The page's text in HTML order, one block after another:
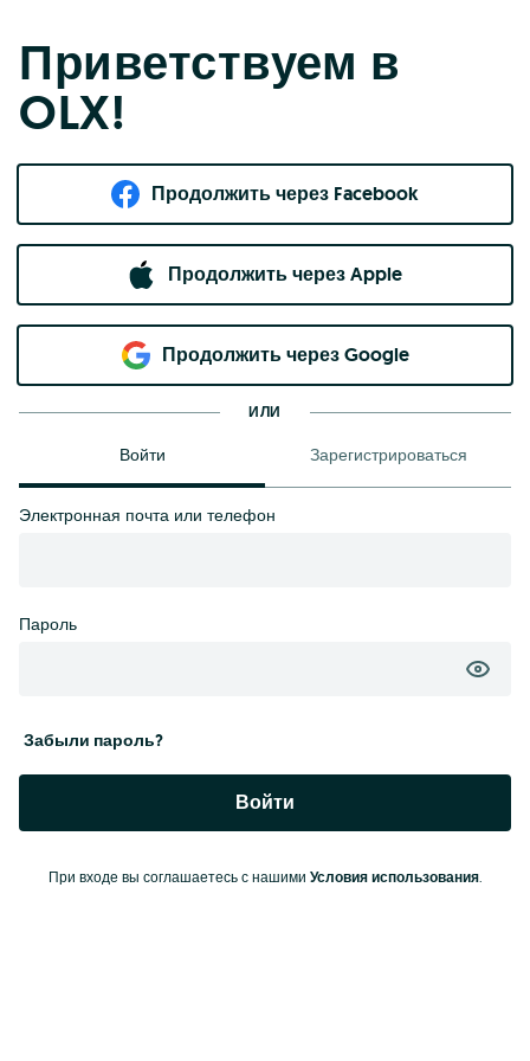
Приветствуем в
OLX!
Продолжить через Facebook
Продолжить через Apple
Продолжить через Google
ИЛИ
Войти Зарегистрироваться
Электронная почта или телефон
Пароль
Забыли пароль?
Войти
При входе вы соглашаетесь с нашими Условия использования.